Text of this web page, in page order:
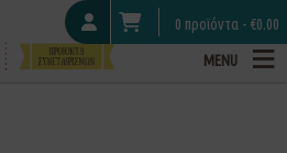
0 προϊόντα - €0.00
MENU